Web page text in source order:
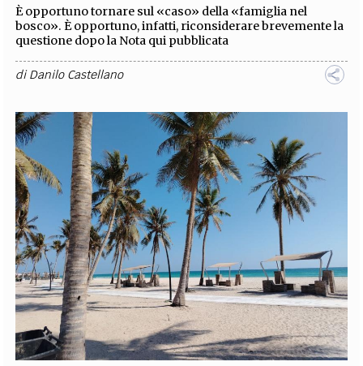
È opportuno tornare sul «caso» della «famiglia nel
bosco». È opportuno, infatti, riconsiderare brevemente la
questione dopo la Nota qui pubblicata
diDanilo Castellano